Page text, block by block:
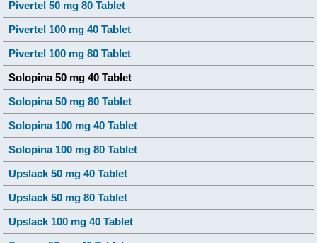
Pivertel 50 mg 80 Tablet
Pivertel 100 mg 40 Tablet
Pivertel 100 mg 80 Tablet
Solopina 50 mg 40 Tablet
Solopina 50 mg 80 Tablet
Solopina 100 mg 40 Tablet
Solopina 100 mg 80 Tablet
Upslack 50 mg 40 Tablet
Upslack 50 mg 80 Tablet
Upslack 100 mg 40 Tablet